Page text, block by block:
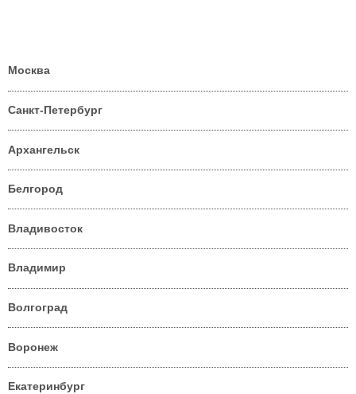
Москва
Санкт-Петербург
Архангельск
Белгород
Владивосток
Владимир
Волгоград
Воронеж
Екатеринбург